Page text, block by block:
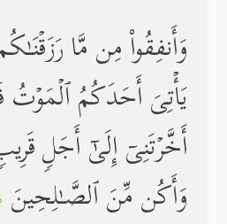
وَأَنفِقُواْ مِن مَّا
یَأۡتِیَ أَحَدَكُمُ ٱلۡمَوۡتُ
أَخَّرۡتَنِیۤ إِلَىٰۤ أَجَلࣲ
وَأَكُن مِّنَ ٱلصَّـٰلِحِینَ